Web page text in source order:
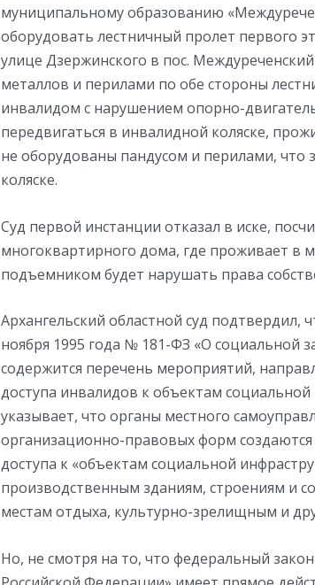
муниципальному образованию
оборудовать лестничный пролет первого
улице Дзержинского в пос.
металлов и перилами по обе стороны
инвалидом с нарушением опорно-
передвигаться в инвалидной коляске,
не оборудованы пандусом и перилами, что
коляске.
Суд первой инстанции отказал в иске,
многоквартирного дома, где проживает в
подъемником будет нарушать права
Архангельский областной суд подтвердил,
ноября 1995 года № 181-ФЗ «О социальной
содержится перечень мероприятий,
доступа инвалидов к объектам
указывает, что органы местного
организационно-правовых форм создаются
доступа к «объектам социальной
производственным зданиям, строениям и
местам отдыха, культурно-зрелищным и
Но, не смотря на то, что федеральный